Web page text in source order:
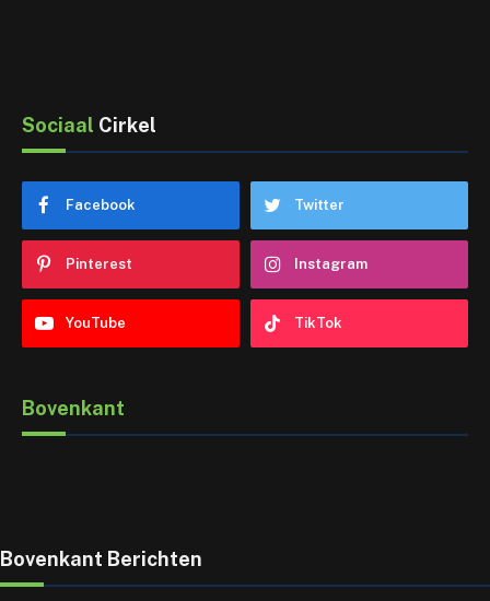
Sociaal Cirkel
Facebook Twitter
Pinterest Instagram
YouTube TikTok
Bovenkant
Bovenkant Berichten